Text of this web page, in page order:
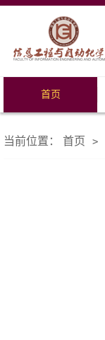
首页
当前位置： 首页 >